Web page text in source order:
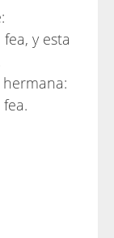
y esta